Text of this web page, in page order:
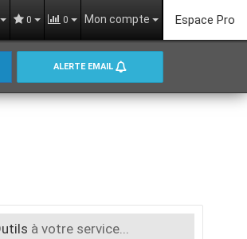
0 0 Mon compte Espace Pro
ALERTE EMAIL
à votre service...